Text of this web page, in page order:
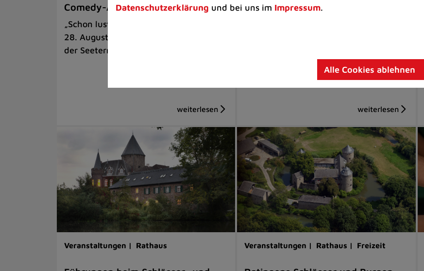
Comedy-Abend mit Benni Stark
„Schon lustig, wenn’s witzig ist!“ am
28. August auf der Sommerbühne an
der Seeterrasse
Kultkicker Ansgar Brinkmann
Veranstaltungen | Rathaus Veranstaltungen | Rathaus | Freizeit
Datenschutzerklärung und bei uns im Impressum.
Alle Cookies ablehnen